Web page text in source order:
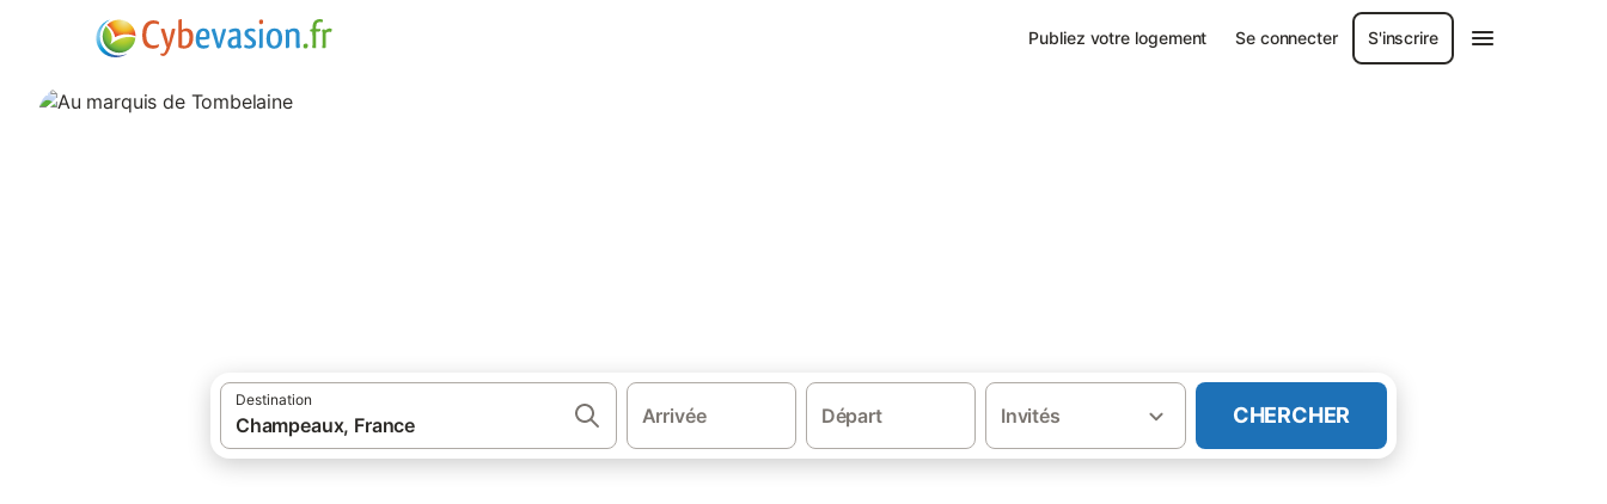
Publiez votre logement Se connecter S'inscrire
Destination
Arrivée Départ Invités CHERCHER